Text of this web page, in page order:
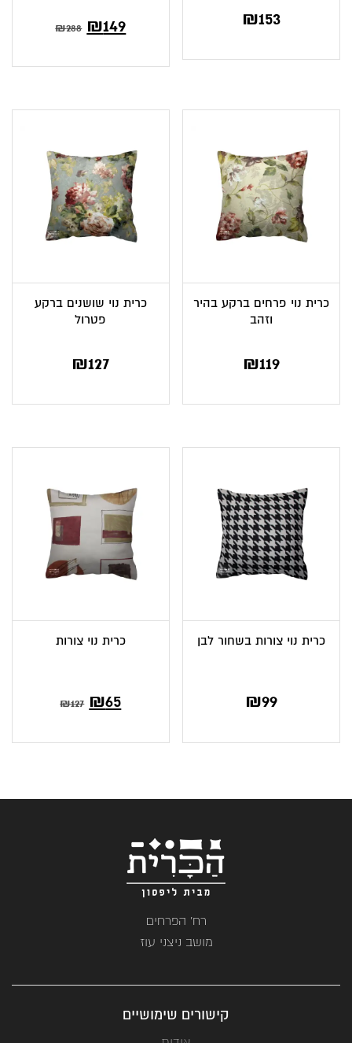
₪153
₪288 ₪149
כרית נוי פרחים ברקע בהיר
וזהב
₪119
כרית נוי שושנים ברקע
פטרול
₪127
כרית נוי צורות בשחור לבן
₪99
כרית נוי צורות
₪127 ₪65
רח' הפרחים
מושב ניצני עוז
קישורים שימושיים